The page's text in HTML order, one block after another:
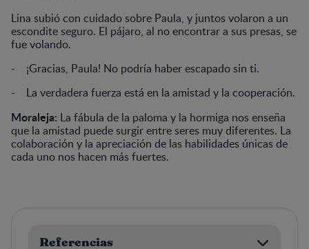
Lina subió con cuidado sobre Paula, y juntos volaron a un
escondite seguro. El pájaro, al no encontrar a sus presas, se
fue volando.
- ¡Gracias, Paula! No podría haber escapado sin ti.
- La verdadera fuerza está en la amistad y la cooperación.
Moraleja: La fábula de la paloma y la hormiga nos enseña
que la amistad puede surgir entre seres muy diferentes. La
colaboración y la apreciación de las habilidades únicas de
cada uno nos hacen más fuertes.
Referencias